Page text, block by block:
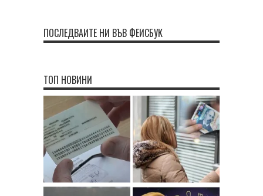
ПОСЛЕДВАЙТЕ НИ ВЪВ ФЕЙСБУК
ТОП НОВИНИ